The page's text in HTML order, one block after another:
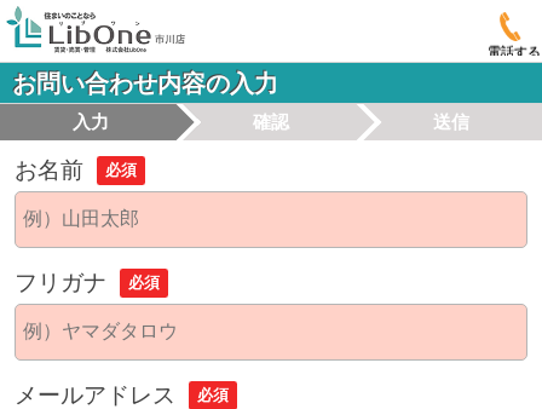
電話する
お問い合わせ内容の入力
入力 確認 送信
お名前 必須
フリガナ 必須
メールアドレス 必須